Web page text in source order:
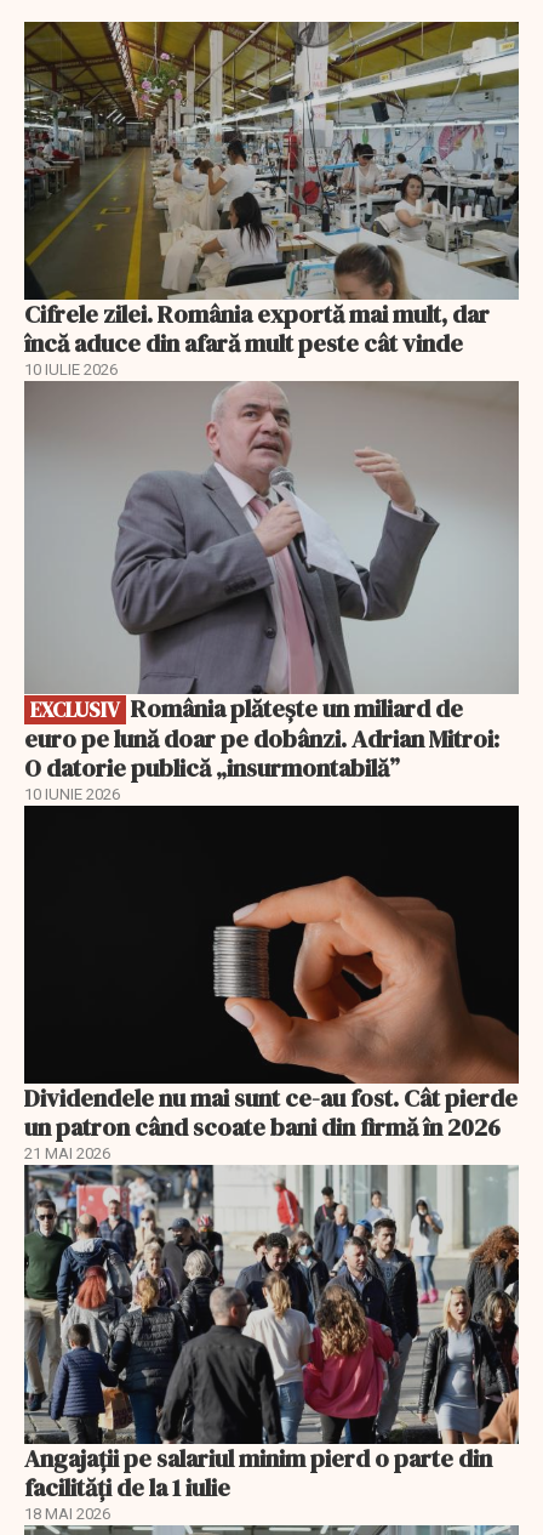
Cifrele zilei. România exportă mai mult, dar
încă aduce din afară mult peste cât vinde
10 IULIE 2026
EXCLUSIV
euro pe lună doar pe dobânzi. Adrian Mitroi:
O datorie publică „insurmontabilă”
10 IUNIE 2026
Dividendele nu mai sunt ce-au fost. Cât pierde
un patron când scoate bani din firmă în 2026
21 MAI 2026
Angajații pe salariul minim pierd o parte din
facilități de la 1 iulie
18 MAI 2026